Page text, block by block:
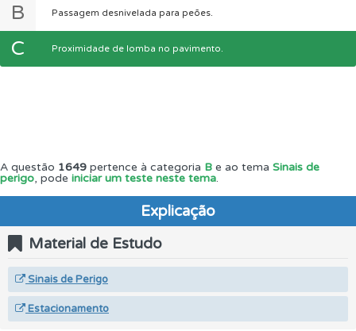
B Passagem desnivelada para peões.
C Proximidade de lomba no pavimento.
A questão 1649 pertence à categoria B e ao tema Sinais de
perigo, pode iniciar um teste neste tema.
Explicação
Material de Estudo
Sinais de Perigo
Estacionamento